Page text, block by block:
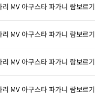
리 MV 아구스타 파가니 람보르
리 MV 아구스타 파가니 람보르
리 MV 아구스타 파가니 람보르
리 MV 아구스타 파가니 람보르